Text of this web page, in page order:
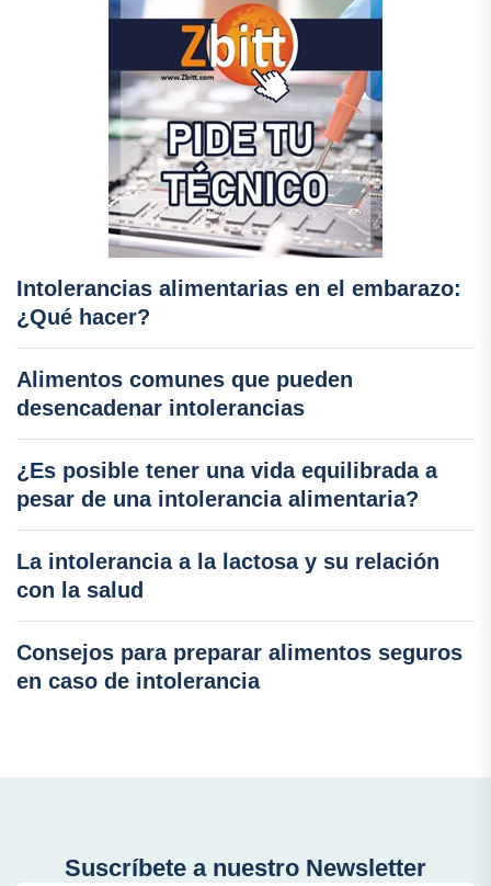
Intolerancias alimentarias en el embarazo:
¿Qué hacer?
Alimentos comunes que pueden
desencadenar intolerancias
¿Es posible tener una vida equilibrada a
pesar de una intolerancia alimentaria?
La intolerancia a la lactosa y su relación
con la salud
Consejos para preparar alimentos seguros
en caso de intolerancia
Suscríbete a nuestro Newsletter